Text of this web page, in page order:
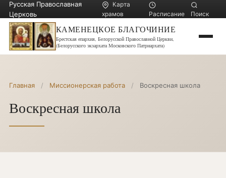
Русская Православная
Церковь
Карта
храмов
Расписание Поиск
КАМЕНЕЦКОЕ БЛАГОЧИНИЕ
Брестская епархия, Белорусской Православной Церкви,
(Белорусского экзархата Московского Патриархата)
Главная / Миссионерская работа / Воскресная школа
Воскресная школа